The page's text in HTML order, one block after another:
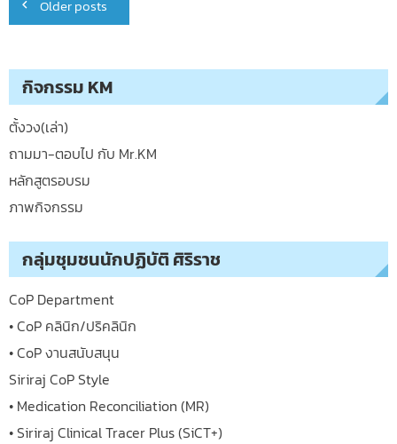
navigation
Older posts
กิจกรรม KM
ตั้งวง(เล่า)
ถามมา-ตอบไป กับ Mr.KM
หลักสูตรอบรม
ภาพกิจกรรม
กลุ่มชุมชนนักปฏิบัติ ศิริราช
CoP Department
• CoP คลินิก/ปริคลินิก
• CoP งานสนับสนุน
Siriraj CoP Style
• Medication Reconciliation (MR)
• Siriraj Clinical Tracer Plus (SiCT+)